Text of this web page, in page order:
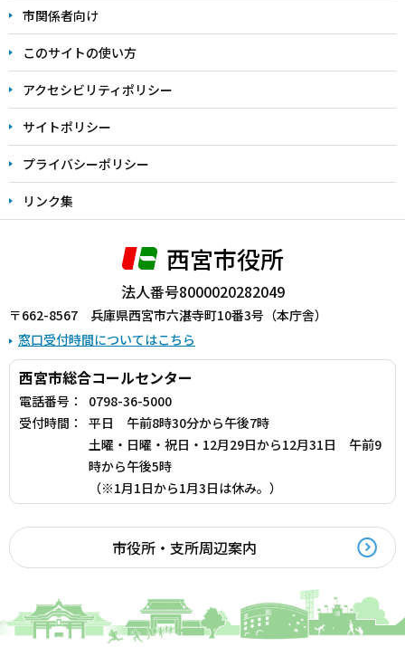
こ
ま
で
市関係者向け
このサイトの使い方
アクセシビリティポリシー
サイトポリシー
プライバシーポリシー
リンク集
西宮市役所
法人番号8000020282049
〒662-8567 兵庫県西宮市六湛寺町10番3号（本庁舎）
窓口受付時間についてはこちら
西宮市総合コールセンター
電話番号：
0798-36-5000
受付時間：
平日 午前8時30分から午後7時
土曜・日曜・祝日・12月29日から12月31日 午前9
時から午後5時
（※1月1日から1月3日は休み。）
市役所・支所周辺案内